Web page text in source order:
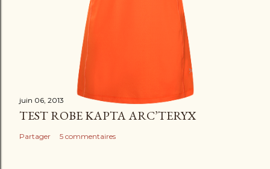
juin 06, 2013
TEST ROBE KAPTA ARC’TERYX
Partager 5 commentaires